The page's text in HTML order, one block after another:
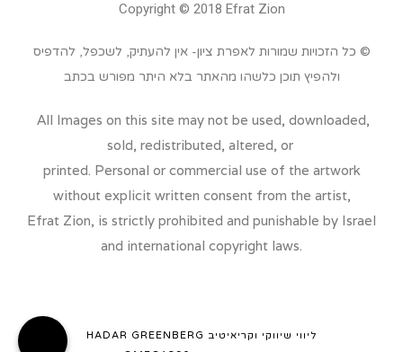
Copyright © 2018 Efrat Zion
© כל הזכויות שמורות לאפרת ציון- אין להעתיק, לשכפל, להדפיס
ולהפיץ תוכן כלשהו מהאתר בלא היתר מפורש בכתב
All Images on this site may not be used, downloaded,
sold, redistributed, altered, or
printed. Personal or commercial use of the artwork
without explicit written consent from the artist,
Efrat Zion, is strictly prohibited and punishable by Israel
and international copyright laws.
ליווי שיווקי וקריאיטיב HADAR GREENBERG